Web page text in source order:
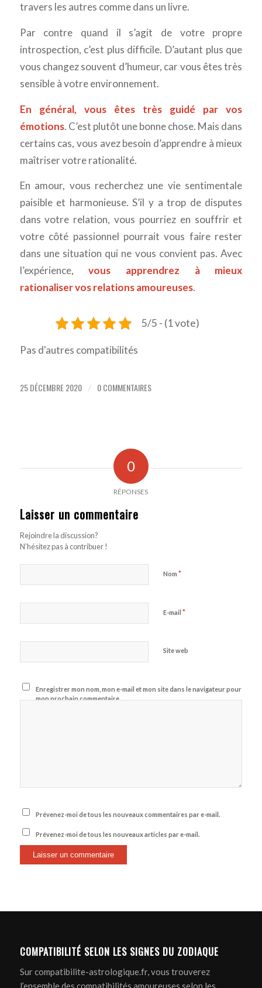
travers les autres comme dans un livre.
Par contre quand il s’agit de votre propre
introspection, c’est plus difficile. D’autant plus que
vous changez souvent d’humeur, car vous êtes très
sensible à votre environnement.
En général, vous êtes très guidé par vos
émotions. C’est plutôt une bonne chose. Mais dans
certains cas, vous avez besoin d’apprendre à mieux
maîtriser votre rationalité.
En amour, vous recherchez une vie sentimentale
paisible et harmonieuse. S’il y a trop de disputes
dans votre relation, vous pourriez en souffrir et
votre côté passionnel pourrait vous faire rester
dans une situation qui ne vous convient pas. Avec
l’expérience,vous apprendrez à mieux
rationaliser vos relations amoureuses.
5/5 - (1 vote)
Pas d'autres compatibilités
25 DÉCEMBRE 2020 / 0 COMMENTAIRES
0
RÉPONSES
Laisser un commentaire
Rejoindre la discussion?
N’hésitez pas à contribuer !
Nom *
E-mail *
Site web
Enregistrer mon nom, mon e-mail et mon site dans le navigateur pour
mon prochain commentaire.
Prévenez-moi de tous les nouveaux commentaires par e-mail.
Prévenez-moi de tous les nouveaux articles par e-mail.
COMPATIBILITÉ SELON LES SIGNES DU ZODIAQUE
Sur compatibilite-astrologique.fr, vous trouverez
l’ensemble des compatibilités amoureuses selon les